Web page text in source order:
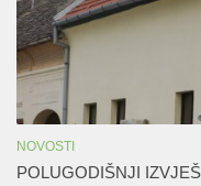
NOVOSTI
POLUGODIŠNJI